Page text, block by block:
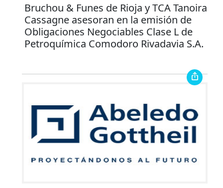
Bruchou & Funes de Rioja y TCA Tanoira
Cassagne asesoran en la emisión de
Obligaciones Negociables Clase L de
Petroquímica Comodoro Rivadavia S.A.